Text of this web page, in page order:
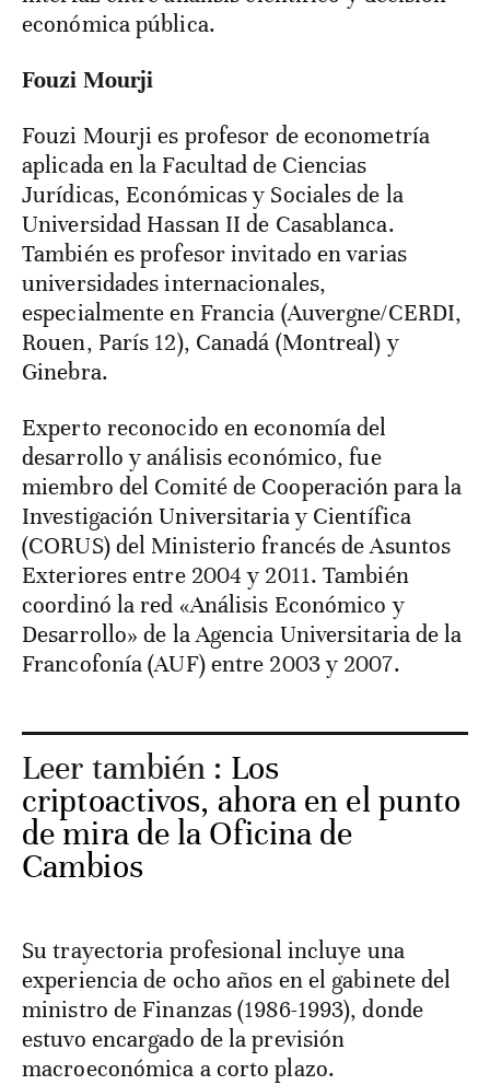
económica pública.
Fouzi Mourji
Fouzi Mourji es profesor de econometría
aplicada en la Facultad de Ciencias
Jurídicas, Económicas y Sociales de la
Universidad Hassan II de Casablanca.
También es profesor invitado en varias
universidades internacionales,
especialmente en Francia (Auvergne/CERDI,
Rouen, París 12), Canadá (Montreal) y
Ginebra.
Experto reconocido en economía del
desarrollo y análisis económico, fue
miembro del Comité de Cooperación para la
Investigación Universitaria y Científica
(CORUS) del Ministerio francés de Asuntos
Exteriores entre 2004 y 2011. También
coordinó la red «Análisis Económico y
Desarrollo» de la Agencia Universitaria de la
Francofonía (AUF) entre 2003 y 2007.
Leer también : Los
criptoactivos, ahora en el punto
de mira de la Oficina de
Cambios
Su trayectoria profesional incluye una
experiencia de ocho años en el gabinete del
ministro de Finanzas (1986-1993), donde
estuvo encargado de la previsión
macroeconómica a corto plazo.